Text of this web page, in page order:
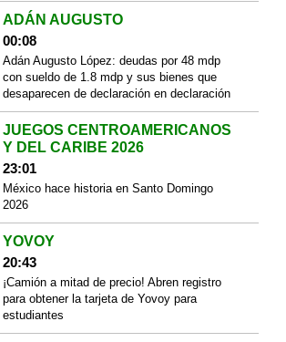
ADÁN AUGUSTO
00:08
Adán Augusto López: deudas por 48 mdp
con sueldo de 1.8 mdp y sus bienes que
desaparecen de declaración en declaración
JUEGOS CENTROAMERICANOS
Y DEL CARIBE 2026
23:01
México hace historia en Santo Domingo
2026
YOVOY
20:43
¡Camión a mitad de precio! Abren registro
para obtener la tarjeta de Yovoy para
estudiantes